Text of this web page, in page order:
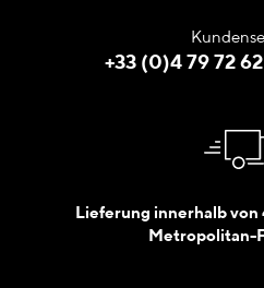
+33 (0)4 79 72
Lieferung innerhalb von
Metropolitan-